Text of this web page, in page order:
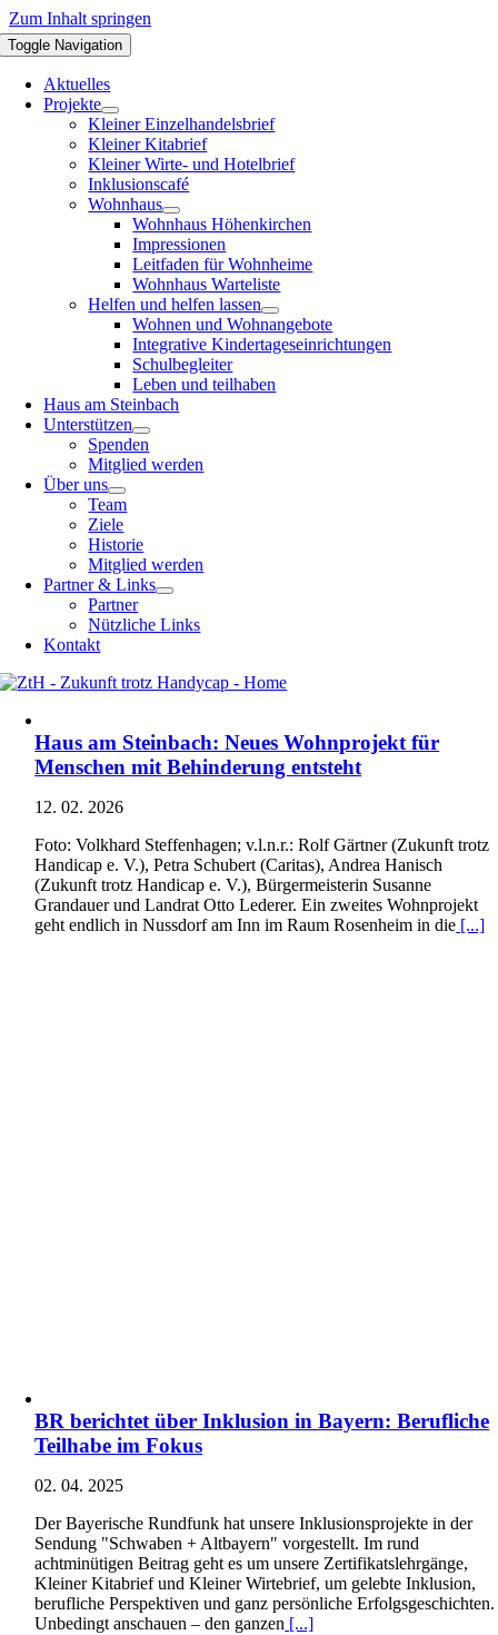
Zum Inhalt springen
Toggle Navigation
Aktuelles
Projekte
Kleiner Einzelhandelsbrief
Kleiner Kitabrief
Kleiner Wirte- und Hotelbrief
Inklusionscafé
Wohnhaus
Wohnhaus Höhenkirchen
Impressionen
Leitfaden für Wohnheime
Wohnhaus Warteliste
Helfen und helfen lassen
Wohnen und Wohnangebote
Integrative Kindertageseinrichtungen
Schulbegleiter
Leben und teilhaben
Haus am Steinbach
Unterstützen
Spenden
Mitglied werden
Über uns
Team
Ziele
Historie
Mitglied werden
Partner & Links
Partner
Nützliche Links
Kontakt
Haus am Steinbach: Neues Wohnprojekt für
Menschen mit Behinderung entsteht
12. 02. 2026
Foto: Volkhard Steffenhagen; v.l.n.r.: Rolf Gärtner (Zukunft trotz
Handicap e. V.), Petra Schubert (Caritas), Andrea Hanisch
(Zukunft trotz Handicap e. V.), Bürgermeisterin Susanne
Grandauer und Landrat Otto Lederer. Ein zweites Wohnprojekt
geht endlich in Nussdorf am Inn im Raum Rosenheim in die [...]
BR berichtet über Inklusion in Bayern: Berufliche
Teilhabe im Fokus
02. 04. 2025
Der Bayerische Rundfunk hat unsere Inklusionsprojekte in der
Sendung "Schwaben + Altbayern" vorgestellt. Im rund
achtminütigen Beitrag geht es um unsere Zertifikatslehrgänge,
Kleiner Kitabrief und Kleiner Wirtebrief, um gelebte Inklusion,
berufliche Perspektiven und ganz persönliche Erfolgsgeschichten.
Unbedingt anschauen – den ganzen [...]